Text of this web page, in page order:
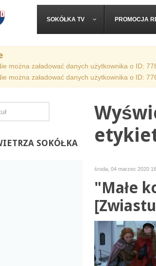
SOKÓŁKA TV PROMOCJA
można załadować danych użytkownika o ID:
można załadować danych użytkownika o ID:
środa, 04 marzec 2020
"Małe
SOKÓŁKA